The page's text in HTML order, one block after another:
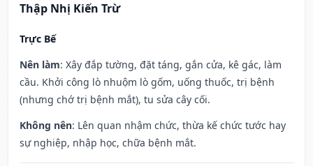
Thập Nhị Kiến Trừ
Trực Bế
Nên làm: Xây đắp tường, đặt táng, gắn cửa, kê gác, làm
cầu. Khởi công lò nhuộm lò gốm, uống thuốc, trị bệnh
(nhưng chớ trị bệnh mắt), tu sửa cây cối.
Không nên: Lên quan nhậm chức, thừa kế chức tước hay
sự nghiệp, nhập học, chữa bệnh mắt.